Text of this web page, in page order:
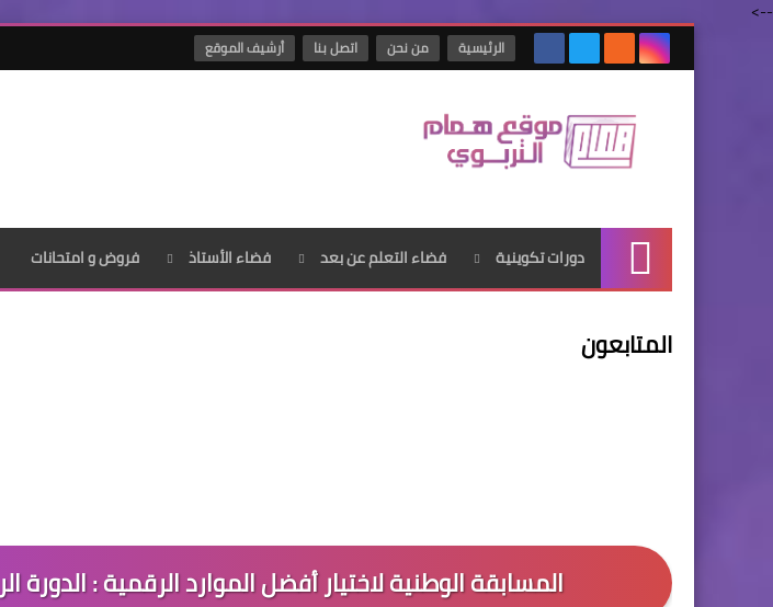
-->
الرئيسية من نحن اتصل بنا أرشيف الموقع
الرئيسية
دورات تكوينية فضاء التعلم عن بعد فضاء الأستاذ فروض و امتحانات
المتابعون
المسابقة الوطنية لاختيار أفضل الموارد الرقمية : الدورة